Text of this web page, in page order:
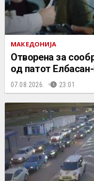
МАКЕДОНИЈА
Отворена за
од патот
07.08.2026. 23:01